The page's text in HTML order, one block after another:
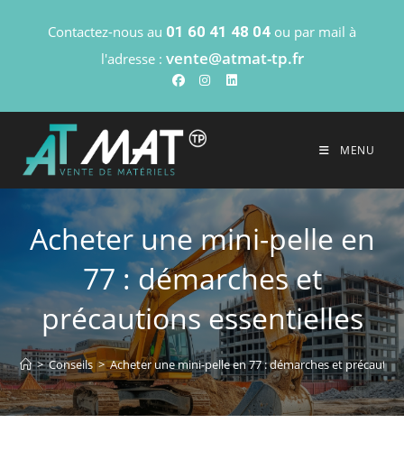
Contactez-nous au 01 60 41 48 04 ou par mail à
l'adresse : vente@atmat-tp.fr
MENU
Acheter une mini-pelle en
77 : démarches et
précautions essentielles
> Conseils > Acheter une mini-pelle en 77 : démarches et